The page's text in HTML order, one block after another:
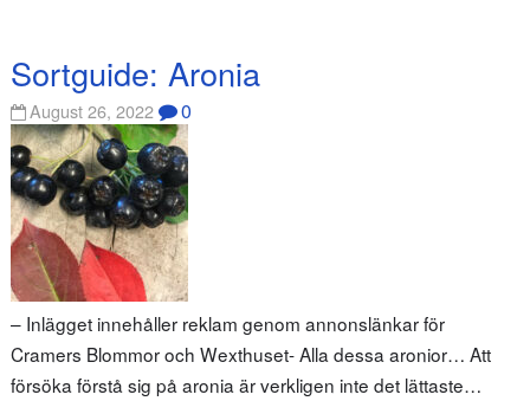
Sortguide: Aronia
August 26, 2022 0
– Inlägget innehåller reklam genom annonslänkar för
Cramers Blommor och Wexthuset- Alla dessa aronior… Att
försöka förstå sig på aronia är verkligen inte det lättaste…